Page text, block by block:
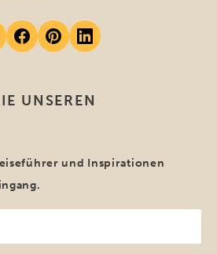
UNSEREN
und Inspirationen